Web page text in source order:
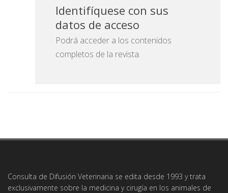
Identifíquese con sus
datos de acceso
Podrá acceder a los contenidos
completos de la revista.
Consulta de Difusión Veterinaria se edita desde 1993 y trata
exclusivamente sobre la medicina y cirugía en los animales de